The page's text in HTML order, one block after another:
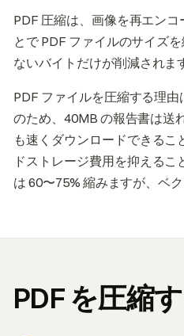
PDF 圧縮は、画像を再エン
とで PDF ファイルのサイズ
ないバイトだけが削減されま
PDF ファイルを圧縮する理
のため、40MB の報告書は送
も速くダウンロードできる
ドストレージ費用を抑える
は 60〜75% 縮みますが、ベ
PDF を圧縮